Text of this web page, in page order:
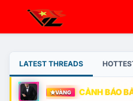
LATEST THREADS
VÀNG CẢNH BÁO